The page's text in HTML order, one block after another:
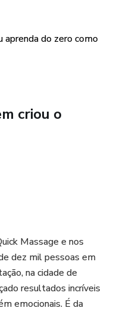
aprenda do zero como
criou o
Massage e nos
dez mil pessoas em
na cidade de
resultados incríveis
emocionais. É da